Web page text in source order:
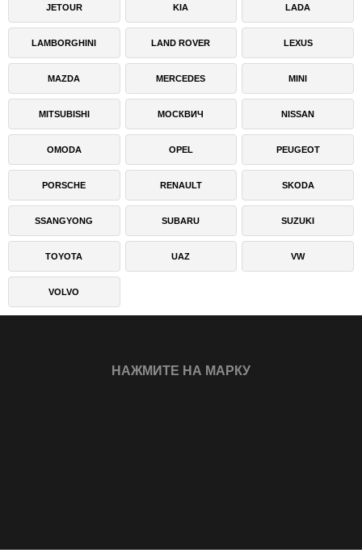
JETOUR KIA LADA
LAMBORGHINI LAND ROVER LEXUS
MAZDA MERCEDES MINI
MITSUBISHI МОСКВИЧ NISSAN
OMODA OPEL PEUGEOT
PORSCHE RENAULT SKODA
SSANGYONG SUBARU SUZUKI
TOYOTA UAZ VW
VOLVO
НАЖМИТЕ НА МАРКУ